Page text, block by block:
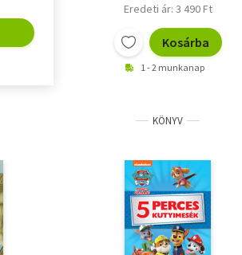
Eredeti ár: 3 490 Ft
Kosárba
1 - 2 munkanap
KÖNYV